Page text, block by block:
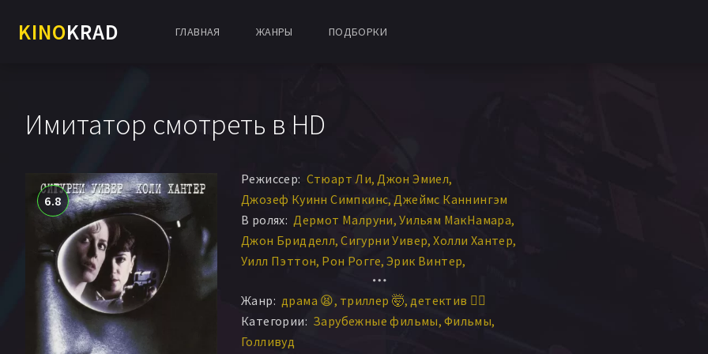
KINOKRAD ГЛАВНАЯ ЖАНРЫ ПОДБОРКИ
Имитатор смотреть в HD
6.8
Режиссер: Стюарт Ли Джон Эмиел
Джозеф Куинн Симпкинс Джеймс Каннингэм
В ролях: Дермот Малруни Уильям МакНамара
Джон Бридделл Сигурни Уивер Холли Хантер
Уилл Пэттон Рон Рогге Эрик Винтер
Ребекка Клингер
Келвин Хань Йи Джон Ротмен
Гарри Конник мл. Ник Скоггин
Шэннон О’Хёрли
Жанр: драма 😫 триллер 🤯 детектив 🕵️‍♂️
Категории: Зарубежные фильмы Фильмы
Голливуд